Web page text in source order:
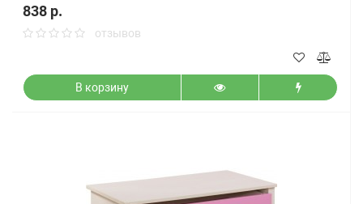
838 р.
отзывов
В корзину